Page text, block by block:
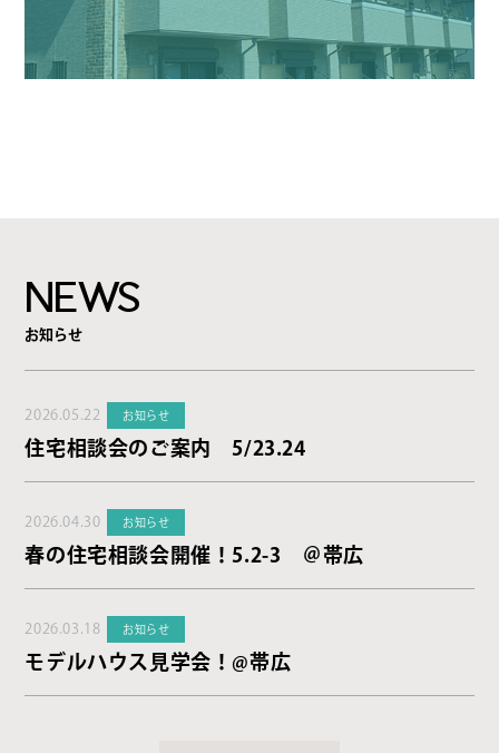
NEWS
お知らせ
2026.05.22 お知らせ
住宅相談会のご案内 5/23.24
2026.04.30 お知らせ
春の住宅相談会開催！5.2-3 ＠帯広
2026.03.18 お知らせ
モデルハウス見学会！@帯広